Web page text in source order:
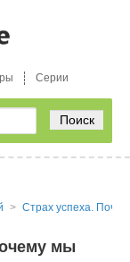
Серии
Поиск
Страх успеха.
мы